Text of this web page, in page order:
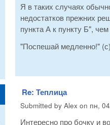
Я в таких случаях
недостатков прежних
пункта А к пункту Б",
"Поспешай медленно!" (с)
Re: Теплица
Submitted by Alex on пн,
Интересно про бочку и